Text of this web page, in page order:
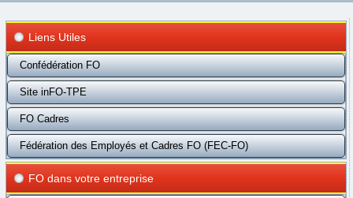
Liens Utiles
Confédération FO
Site inFO-TPE
FO Cadres
Fédération des Employés et Cadres FO (FEC-FO)
FO dans votre entreprise